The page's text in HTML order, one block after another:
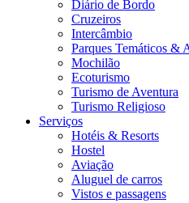
Diário de Bordo
Cruzeiros
Intercâmbio
Parques Temáticos &
Mochilão
Ecoturismo
Turismo de Aventura
Turismo Religioso
Serviços
Hotéis & Resorts
Hostel
Aviação
Aluguel de carros
Vistos e passagens